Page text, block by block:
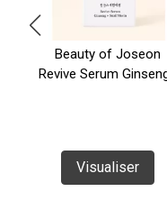
Beauty of Joseon
Revive Serum
Visualiser